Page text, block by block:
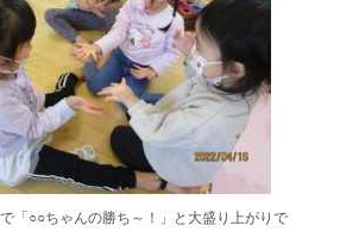
「○○ちゃんの勝ち～！」と大盛り上がりで